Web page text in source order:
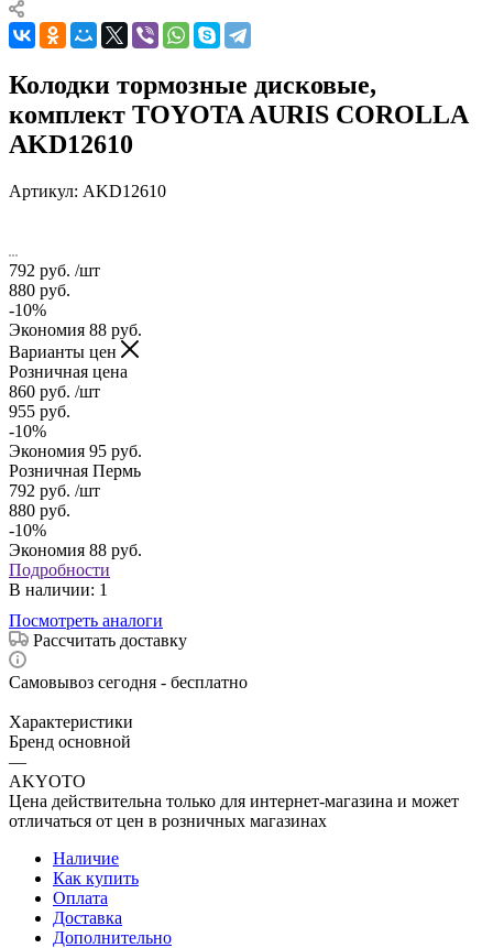
Колодки тормозные дисковые,
комплект TOYOTA AURIS COROLLA
AKD12610
Артикул: AKD12610
792 руб. /шт
880 руб.
-10%
Экономия 88 руб.
Варианты цен
Розничная цена
860 руб. /шт
955 руб.
-10%
Экономия 95 руб.
Розничная Пермь
792 руб. /шт
880 руб.
-10%
Экономия 88 руб.
Подробности
В наличии: 1
Посмотреть аналоги
Рассчитать доставку
Самовывоз сегодня - бесплатно
Характеристики
Бренд основной
—
AKYOTO
Цена действительна только для интернет-магазина и может
отличаться от цен в розничных магазинах
Наличие
Как купить
Оплата
Доставка
Дополнительно